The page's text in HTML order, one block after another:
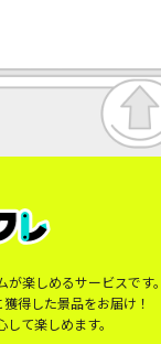
が楽しめるサービスです
得した景品をお届け！
て楽しめます。